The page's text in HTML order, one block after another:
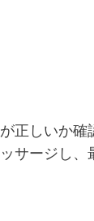
正しいか
サージし